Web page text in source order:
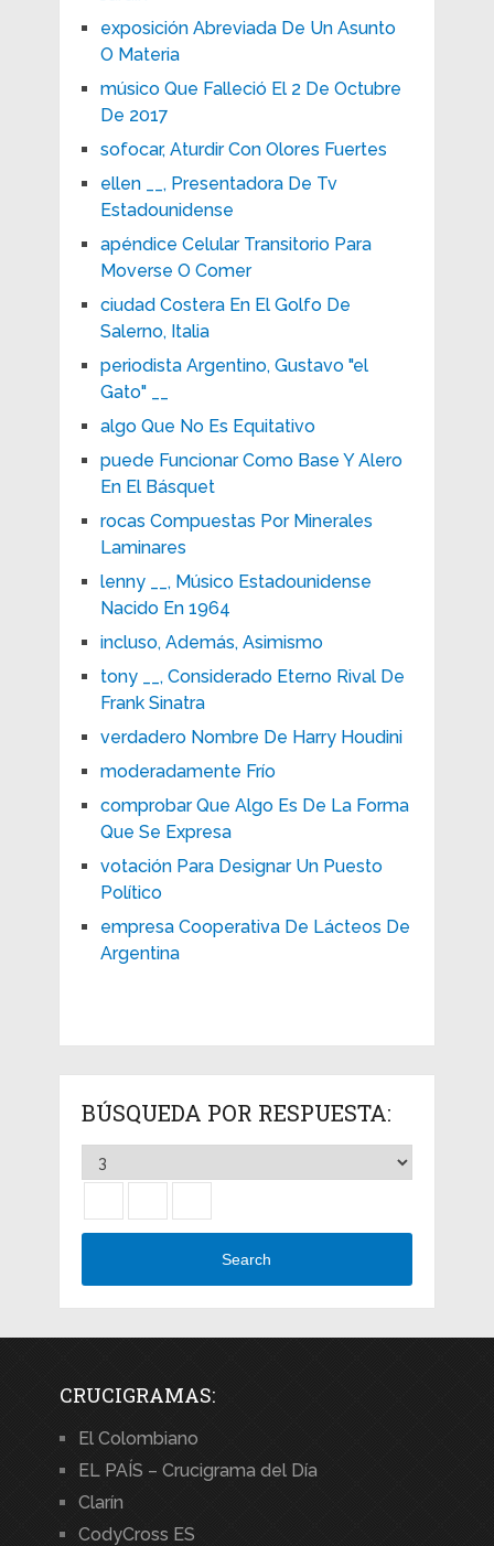
exposición Abreviada De Un Asunto
O Materia
músico Que Falleció El 2 De Octubre
De 2017
sofocar, Aturdir Con Olores Fuertes
ellen __, Presentadora De Tv
Estadounidense
apéndice Celular Transitorio Para
Moverse O Comer
ciudad Costera En El Golfo De
Salerno, Italia
periodista Argentino, Gustavo "el
Gato" __
algo Que No Es Equitativo
puede Funcionar Como Base Y Alero
En El Básquet
rocas Compuestas Por Minerales
Laminares
lenny __, Músico Estadounidense
Nacido En 1964
incluso, Además, Asimismo
tony __, Considerado Eterno Rival De
Frank Sinatra
verdadero Nombre De Harry Houdini
moderadamente Frío
comprobar Que Algo Es De La Forma
Que Se Expresa
votación Para Designar Un Puesto
Político
empresa Cooperativa De Lácteos De
Argentina
BÚSQUEDA POR RESPUESTA:
Search
CRUCIGRAMAS:
El Colombiano
EL PAÍS – Crucigrama del Día
Clarín
CodyCross ES